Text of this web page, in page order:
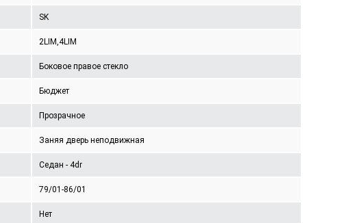
SK
2LIM,4LIM
Боковое правое стекло
Бюджет
Прозрачное
Заняя дверь неподвижная
Седан - 4dr
79/01-86/01
Нет